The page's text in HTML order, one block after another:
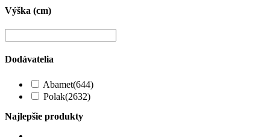
Výška (cm)
Dodávatelia
Abamet(644)
Polak(2632)
Najlepšie produkty